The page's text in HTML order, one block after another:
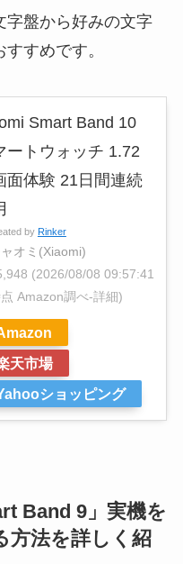
字盤から好みの文字
すめです。
Smart Band 10
ートウォッチ 1.72
面体験 21日間連続
by Rinker
ャオミ(Xiaomi)
(2026/08/08 09:57:41
Amazon調べ-詳細)
天市場
ショッピング
Band 9」実機を
方法を詳しく紹